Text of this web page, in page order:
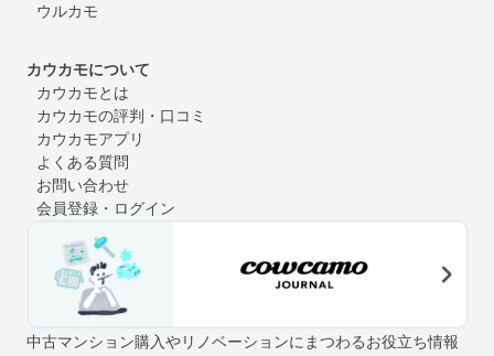
ウルカモ
カウカモについて
カウカモとは
カウカモの評判・口コミ
カウカモアプリ
よくある質問
お問い合わせ
会員登録・ログイン
中古マンション購入やリノベーションにまつわるお役立ち情報